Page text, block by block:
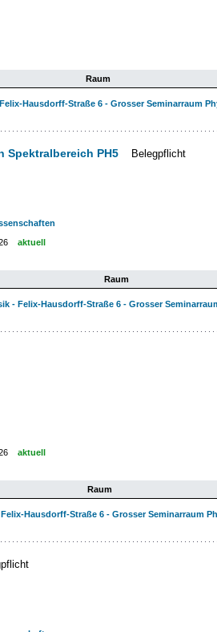
Raum
Hausdorff-Straße 6 - Grosser Seminarraum
Spektralbereich PH5 Belegpflicht
aktuell
Raum
- Felix-Hausdorff-Straße 6 - Grosser
aktuell
Raum
Hausdorff-Straße 6 - Grosser Seminarraum